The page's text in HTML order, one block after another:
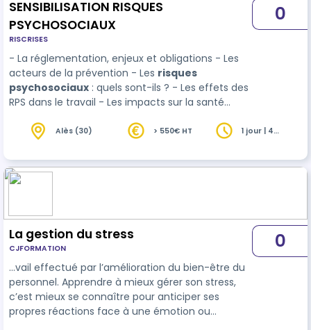
SENSIBILISATION RISQUES
PSYCHOSOCIAUX
RISCRISES
- La réglementation, enjeux et obligations - Les
acteurs de la prévention - Les risques
psychosociaux : quels sont-ils ? - Les effets des
RPS dans le travail - Les impacts sur la santé
0
Alès (30) > 550€ HT
1 jour | 4
La gestion du stress
CJFORMATION
…vail effectué par l’amélioration du bien-être du
personnel. Apprendre à mieux gérer son stress,
c’est mieux se connaître pour anticiper ses
propres réactions face à une émotion ou
0